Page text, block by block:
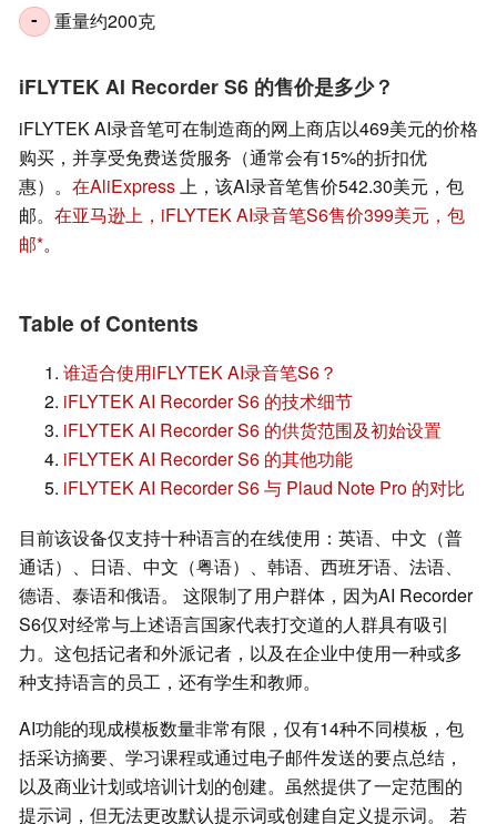
- 重量约200克
iFLYTEK AI Recorder S6 的售价是多少？
iFLYTEK AI录音笔可在制造商的网上商店以469美元的价格
购买，并享受免费送货服务（通常会有15%的折扣优
惠）。 在AliExpress上，该AI录音笔售价542.30美元，包
邮。 在亚马逊上，iFLYTEK AI录音笔S6售价399美元，包
邮 。
Table of Contents
谁适合使用iFLYTEK AI录音笔S6？
iFLYTEK AI Recorder S6 的技术细节
iFLYTEK AI Recorder S6 的供货范围及初始设置
iFLYTEK AI Recorder S6 的其他功能
iFLYTEK AI Recorder S6 与 Plaud Note Pro 的对比
目前该设备仅支持十种语言的在线使用：英语、中文（普
通话）、日语、中文（粤语）、韩语、西班牙语、法语、
德语、泰语和俄语。 这限制了用户群体，因为AI Recorder
S6仅对经常与上述语言国家代表打交道的人群具有吸引
力。这包括记者和外派记者，以及在企业中使用一种或多
种支持语言的员工，还有学生和教师。
AI功能的现成模板数量非常有限，仅有14种不同模板，包
括采访摘要、学习课程或通过电子邮件发送的要点总结，
以及商业计划或培训计划的创建。虽然提供了一定范围的
提示词，但无法更改默认提示词或创建自定义提示词。 若